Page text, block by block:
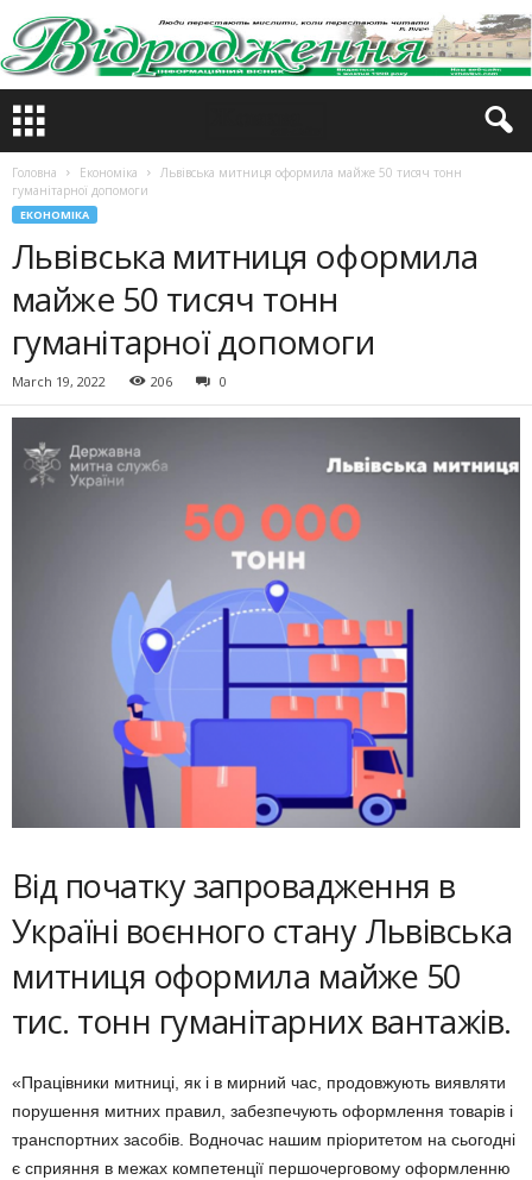
Головна Економіка
Львівська митниця оформила майже 50 тисяч тонн
гуманітарної допомоги
ЕКОНОМІКА
Львівська митниця оформила
майже 50 тисяч тонн
гуманітарної допомоги
March 19, 2022 206 0
Від початку запровадження в
Україні воєнного стану Львівська
митниця оформила майже 50
тис. тонн гуманітарних вантажів.
«Працівники митниці, як і в мирний час, продовжують виявляти
порушення митних правил, забезпечують оформлення товарів і
транспортних засобів. Водночас нашим пріоритетом на сьогодні
є сприяння в межах компетенції першочерговому оформленню